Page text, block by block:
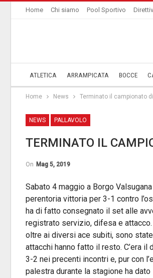
Home Chi siamo Pool Sportivo
ATLETICA ARRAMPICATA BOCCE
Home News Terminato il campionato
NEWS PALLAVOLO
TERMINATO IL
On Mag 5, 2019
Sabato 4 maggio a Borgo
perentoria vittoria per 3-1 contro
ha di fatto consegnato il set alle
registrato servizio, difesa e
oltre ai diversi ace subiti, sono
attacchi hanno fatto il resto. C’era
3-2 nei precenti incontri e, pur con
palestra durante la stagione ha